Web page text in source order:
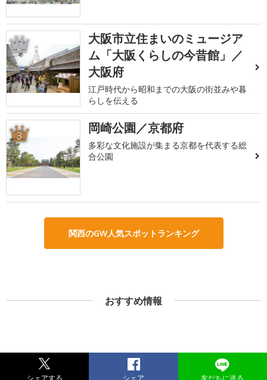
2
大阪市立住まいのミュージア
ム「大阪くらしの今昔館」／
大阪府
江戸時代から昭和までの大阪の街並みや暮
らしを伝える
3 岡崎公園／京都府
多彩な文化施設が集まる京都を代表する総
合公園
関西のGW人気スポットランキング
おすすめ情報
シェアする シェア 友だちに送る